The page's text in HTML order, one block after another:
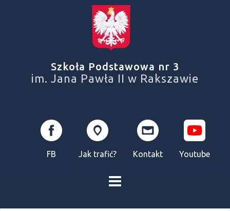
Szkoła Podstawowa nr 3
im. Jana Pawła II w Rakszawie
FB Jak trafić? Kontakt Youtube